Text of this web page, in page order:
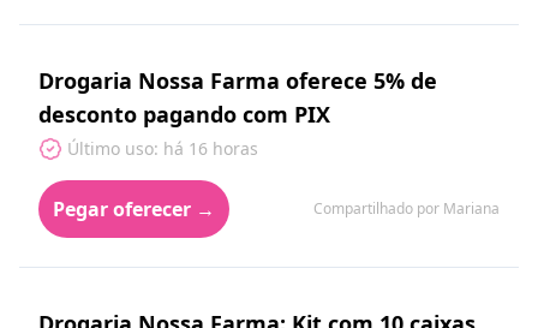
Drogaria Nossa Farma oferece 5% de
desconto pagando com PIX
Último uso: há 16 horas
Pegar oferecer → Compartilhado por Mariana